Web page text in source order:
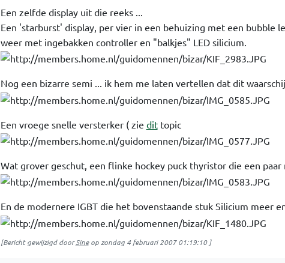
Een zelfde display uit die reeks ...
Een 'starburst' display, per vier in een behuizing met een bubble
weer met ingebakken controller en "balkjes" LED silicium.
Nog een bizarre semi ... ik hem me laten vertellen dat dit
Een vroege snelle versterker ( zie dittopic
Wat grover geschut, een flinke hockey puck thyristor die een paar
En de modernere IGBT die het bovenstaande stuk Silicium meer
[Bericht gewijzigd doorSineop zondag 4 februari 2007 01:19:10]